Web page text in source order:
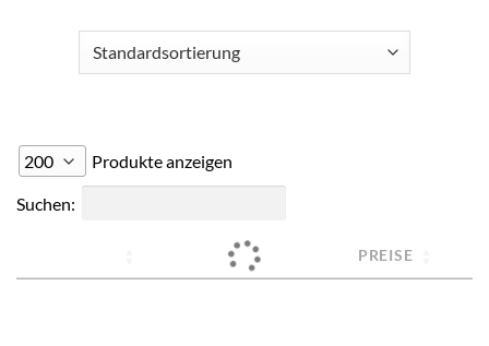
Produkte anzeigen
Suchen:
PREISE